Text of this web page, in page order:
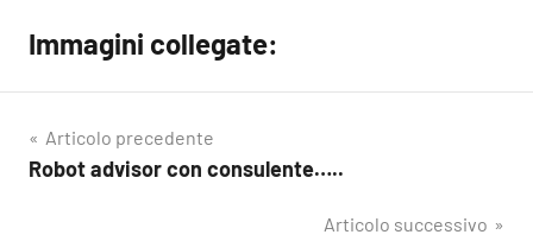
Immagini collegate:
Navigazione
Articolo precedente
Robot advisor con consulente…..
Articolo successivo